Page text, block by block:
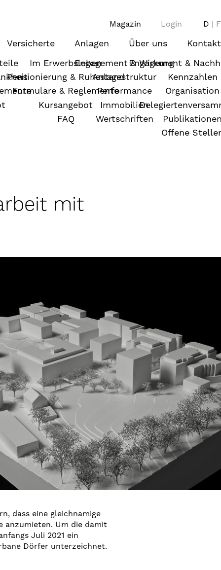
Magazin Login D F
Versicherte
Im Erwerbsleben
Pensionierung & Ruhestand
Formulare & Reglemente
Kursangebot
FAQ
Anlagen
Engagement & Wirkung
Anlagestruktur
Performance
Immobilien
Wertschriften
Über uns
Engagement &
Kennzahlen
Organisation
Offene
Kontakt
mit
dass eine gleichnamige
anzumieten. Um die damit
Juli 2021 ein
Dörfer unterzeichnet.